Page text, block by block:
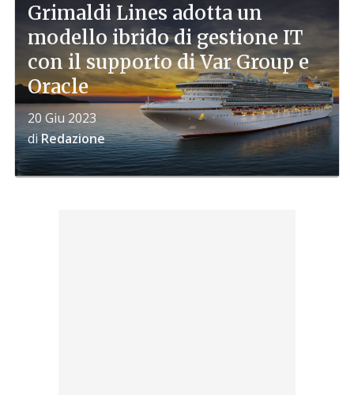
Grimaldi Lines adotta un
modello ibrido di gestione IT
con il supporto di Var Group e
Oracle
20 Giu 2023
diRedazione